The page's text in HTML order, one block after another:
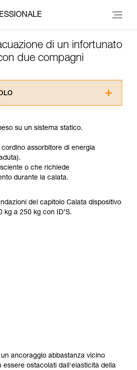
di un infortunato
due compagni
aver compreso le
ulteriori informazioni.
di queste tecniche richiede una
un addestramento specifico.
un professionista la vostra
di riprodurla autonomamente.
di tecniche relative alla vostra
su un sistema statico.
assorbitore di energia
o che richiede
durante la calata.
del capitolo Calata dispositivo
kg a 250 kg con ID’S.
ancoraggio abbastanza vicino
essere ostacolati dall'elasticità della